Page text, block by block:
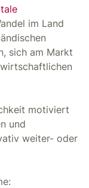
im Land
sich am Markt
motiviert
und
weiter- oder